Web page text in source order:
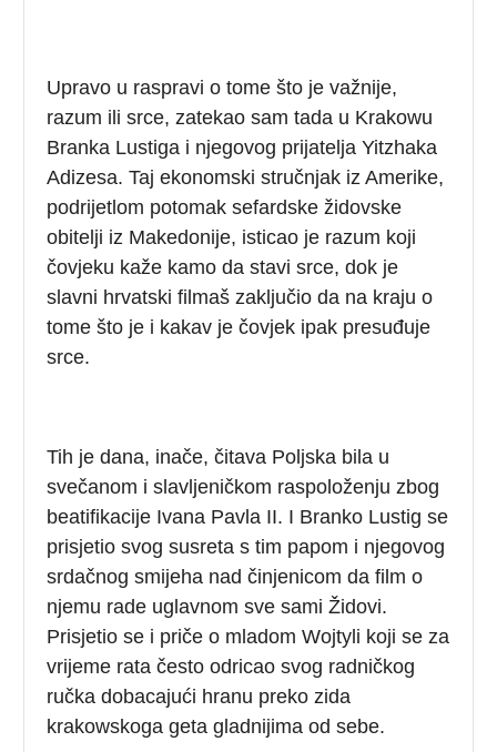
Upravo u raspravi o tome što je važnije,
razum ili srce, zatekao sam tada u Krakowu
Branka Lustiga i njegovog prijatelja Yitzhaka
Adizesa. Taj ekonomski stručnjak iz Amerike,
podrijetlom potomak sefardske židovske
obitelji iz Makedonije, isticao je razum koji
čovjeku kaže kamo da stavi srce, dok je
slavni hrvatski filmaš zaključio da na kraju o
tome što je i kakav je čovjek ipak presuđuje
srce.
Tih je dana, inače, čitava Poljska bila u
svečanom i slavljeničkom raspoloženju zbog
beatifikacije Ivana Pavla II. I Branko Lustig se
prisjetio svog susreta s tim papom i njegovog
srdačnog smijeha nad činjenicom da film o
njemu rade uglavnom sve sami Židovi.
Prisjetio se i priče o mladom Wojtyli koji se za
vrijeme rata često odricao svog radničkog
ručka dobacajući hranu preko zida
krakowskoga geta gladnijima od sebe.